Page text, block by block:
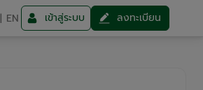
| EN เข้าสู่ระบบ ลงทะเบียน